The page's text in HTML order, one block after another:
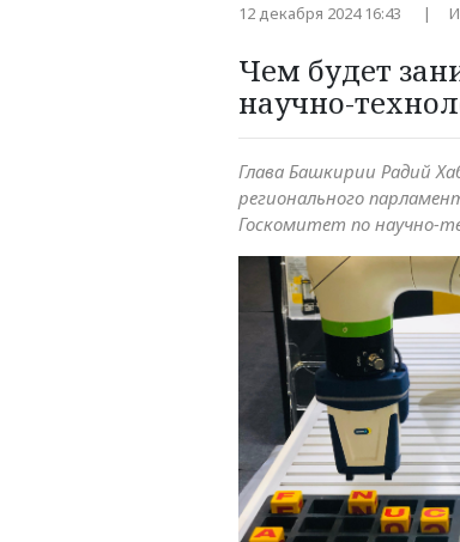
12 декабря 2024 16:43
Чем будет
научно-
Глава Башкирии Радий
регионального
Госкомитет по научно-